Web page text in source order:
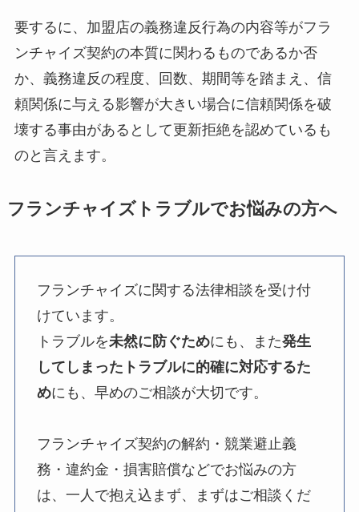
要するに、加盟店の義務違反行為の内容等がフラ
ンチャイズ契約の本質に関わるものであるか否
か、義務違反の程度、回数、期間等を踏まえ、信
頼関係に与える影響が大きい場合に信頼関係を破
壊する事由があるとして更新拒絶を認めているも
のと言えます。
フランチャイズトラブルでお悩みの方へ
フランチャイズに関する法律相談を受け付
けています。
トラブルを未然に防ぐためにも、また発生
してしまったトラブルに的確に対応するた
めにも、早めのご相談が大切です。
フランチャイズ契約の解約・競業避止義
務・違約金・損害賠償などでお悩みの方
は、一人で抱え込まず、まずはご相談くだ